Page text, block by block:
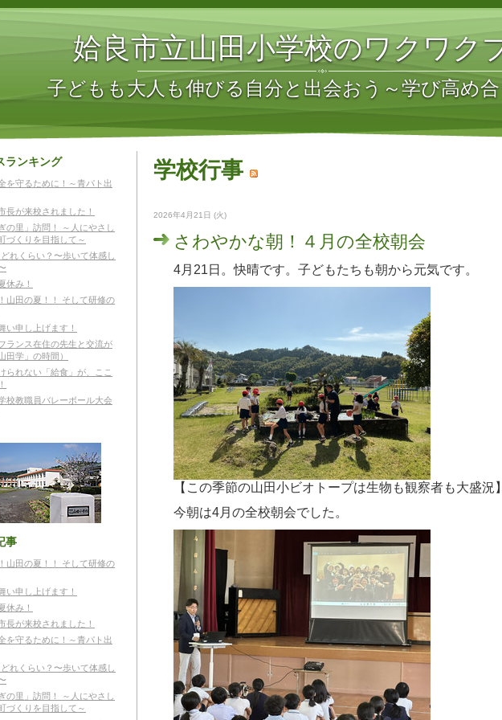
姶良市立山田小学校のワクワク
子どもも大人も伸びる自分と出会おう～学び高め
ランキング
を守るために！～青パト出
長が来校されました！
の里」訪問！ ～人にやさし
づくりを目指して～
れくらい？〜歩いて体感し
休み！
山田の夏！！ そして研修の
い申し上げます！
ランス在住の先生と交流が
田学」の時間）
られない「給食」が、ここ
校教職員バレーボール大会
事
山田の夏！！ そして研修の
い申し上げます！
休み！
長が来校されました！
を守るために！～青パト出
れくらい？〜歩いて体感し
の里」訪問！ ～人にやさし
づくりを目指して～
学校行事
2026年4月21日 (火)
さわやかな朝！４月の全校朝会
4月21日。快晴です。子どもたちも朝から元気です。
【この季節の山田小ビオトープは生物も観察者も大盛況
今朝は4月の全校朝会でした。